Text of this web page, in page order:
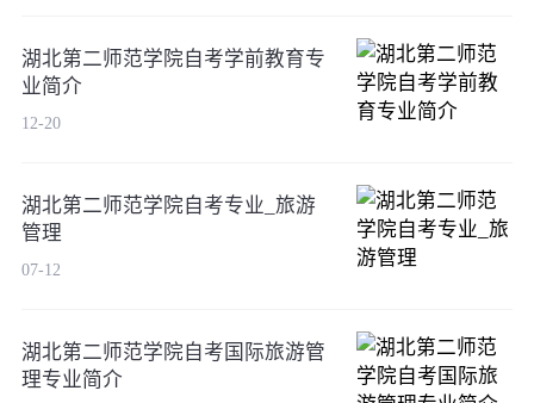
湖北第二师范学院自考学前教育专
业简介
12-20
湖北第二师范学院自考专业_旅游
管理
07-12
湖北第二师范学院自考国际旅游管
理专业简介